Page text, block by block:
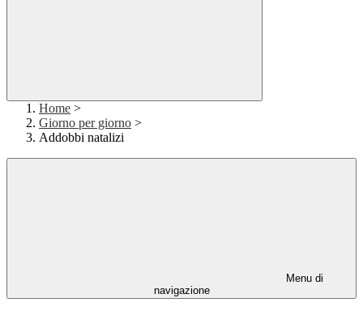
Home >
Giorno per giorno >
Addobbi natalizi
Menu di
navigazione